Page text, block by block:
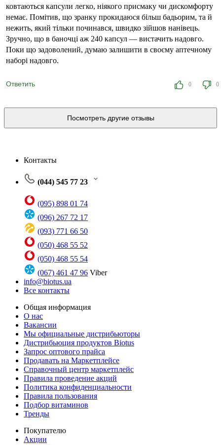
ковтаються капсули легко, ніякого присмаку чи дискомфорту
немає. Помітив, що зранку прокидаюся більш бадьорим, та й
нежить, який тільки починався, швидко зійшов нанівець.
Зручно, що в баночці аж 240 капсул — вистачить надовго.
Поки що задоволений, думаю залишити в своєму аптечному
наборі надовго.
Ответить 0 0
Посмотреть другие отзывы
Контакты
(044) 545 77 23
(095) 898 01 74
(096) 267 72 17
(093) 771 66 50
(050) 468 55 52
(050) 468 55 54
(067) 461 47 96 Viber
info@biotus.ua
Все контакты
Общая информация
О нас
Вакансии
Мы официальные дистрибьюторы
Дистрибьюция продуктов Biotus
Запрос оптового прайса
Продавать на Маркетплейсе
Справочный центр маркетплейс
Правила проведение акций
Политика конфиденциальности
Правила пользования
Подбор витаминов
Тренды
Покупателю
Акции